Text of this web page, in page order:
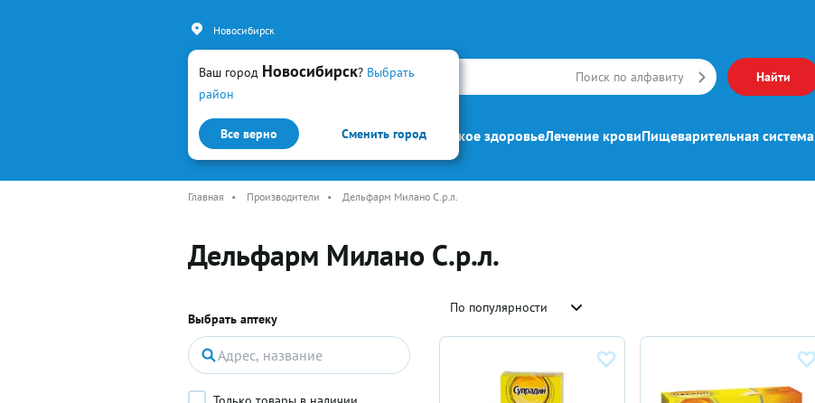
Ваш город Новосибирск? Выбрать
район
Все верно Сменить город
Новосибирск
Искать Поиск по алфавиту Найти
Каталог Простуда и гриппЖенское здоровьеЛечение кровиПищеварительная система
Главная • Производители • Дельфарм Милано С.р.л.
Дельфарм Милано С.р.л.
Выбрать аптеку
По популярности